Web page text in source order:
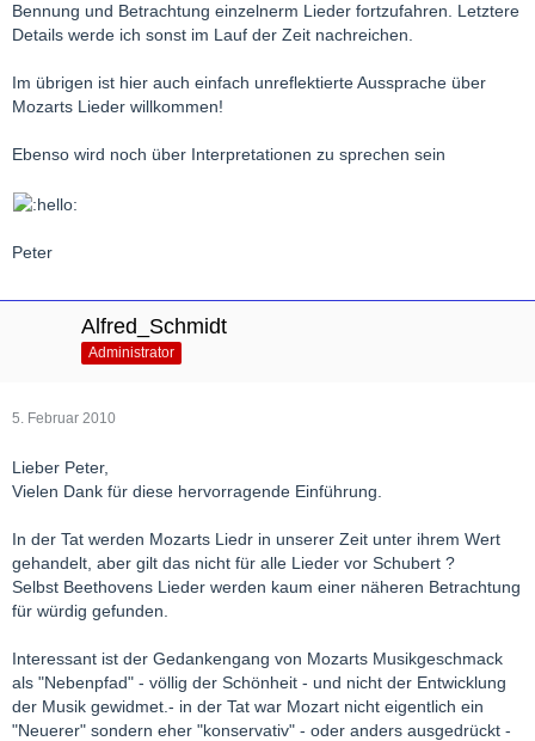
Bennung und Betrachtung einzelnerm Lieder fortzufahren. Letztere
Details werde ich sonst im Lauf der Zeit nachreichen.
Im übrigen ist hier auch einfach unreflektierte Aussprache über
Mozarts Lieder willkommen!
Ebenso wird noch über Interpretationen zu sprechen sein
Peter
Alfred_Schmidt
Administrator
5. Februar 2010
Lieber Peter,
Vielen Dank für diese hervorragende Einführung.
In der Tat werden Mozarts Liedr in unserer Zeit unter ihrem Wert
gehandelt, aber gilt das nicht für alle Lieder vor Schubert ?
Selbst Beethovens Lieder werden kaum einer näheren Betrachtung
für würdig gefunden.
Interessant ist der Gedankengang von Mozarts Musikgeschmack
als "Nebenpfad" - völlig der Schönheit - und nicht der Entwicklung
der Musik gewidmet.- in der Tat war Mozart nicht eigentlich ein
"Neuerer" sondern eher "konservativ" - oder anders ausgedrückt -